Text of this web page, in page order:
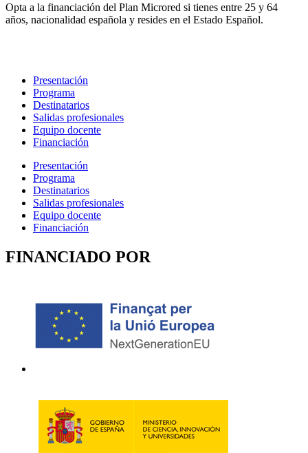
Opta a la financiación del Plan Microred si tienes entre 25 y 64
años, nacionalidad española y resides en el Estado Español.
Presentación
Programa
Destinatarios
Salidas profesionales
Equipo docente
Financiación
Presentación
Programa
Destinatarios
Salidas profesionales
Equipo docente
Financiación
FINANCIADO POR